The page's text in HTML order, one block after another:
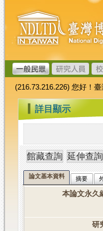
跳
到
主
要
內
容
臺
灣
博
碩
士
論
文
加
值
系
統
(216.73.216.226) 您好！
::: 詳目顯示
論文基本資料 摘要
本論文永久
研